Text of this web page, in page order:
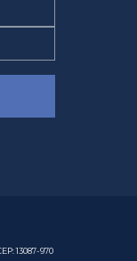
13087-970